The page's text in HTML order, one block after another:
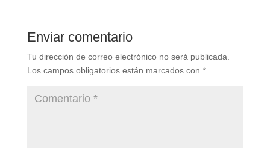
Enviar comentario
Tu dirección de correo electrónico no será publicada.
Los campos obligatorios están marcados con *